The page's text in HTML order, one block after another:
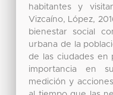
habitantes y
Vizcaíno, López,
bienestar social
urbana de la
de las ciudades en
importancia en
medición y